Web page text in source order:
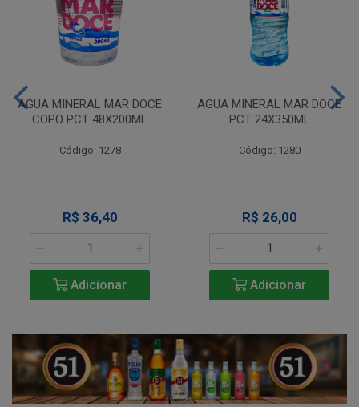
AGUA MINERAL MAR DOCE
COPO PCT 48X200ML
Código: 1278
R$ 36,40
Adicionar
AGUA MINERAL MAR DOCE
PCT 24X350ML
Código: 1280
R$ 26,00
Adicionar